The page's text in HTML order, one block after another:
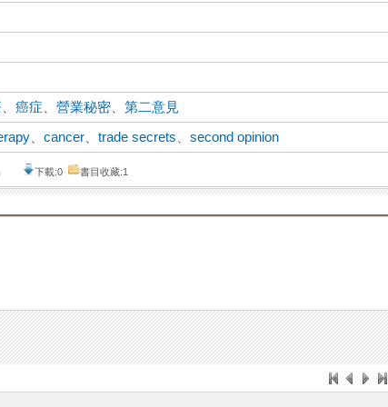
、癌症 、營業秘密 、第二意見
、cancer 、trade secrets 、second opinion
下載:0 書目收藏:1